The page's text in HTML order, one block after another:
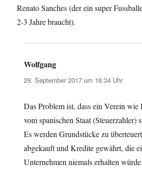
Renato Sanches (der ein super
2-3 Jahre braucht).
Wolfgang
29. September 2017 um 16:34 Uhr
Das Problem ist, dass ein Verein
vom spanischen Staat (Steuerzahler)
Es werden Grundstücke zu
abgekauft und Kredite gewährt, die
Unternehmen niemals erhalten